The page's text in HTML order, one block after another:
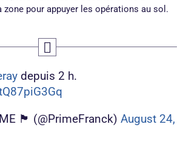
zone pour appuyer les opérations au sol.
depuis 2 h.
🏴 (@PrimeFranck) August 24,